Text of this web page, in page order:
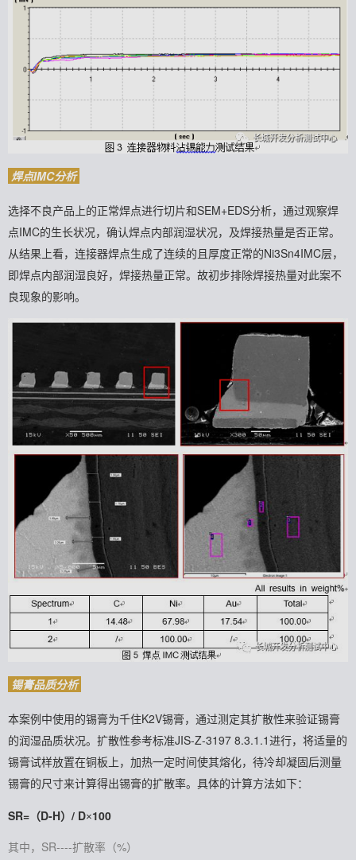
焊点IMC分析
选择不良产品上的正常焊点进行切片和SEM+EDS分析，通过观察焊
点IMC的生长状况，确认焊点内部润湿状况，及焊接热量是否正常。
从结果上看，连接器焊点生成了连续的且厚度正常的Ni3Sn4IMC层，
即焊点内部润湿良好，焊接热量正常。 故初步排除焊接热量对此案不
良现象的影响。
锡膏品质分析
本案例中使用的锡膏为千住K2V锡膏，通过测定其扩散性来验证锡膏
的润湿品质状况。 扩散性参考标准JIS-Z-3197 8.3.1.1进行，将适量的
锡膏试样放置在铜板上，加热一定时间使其熔化，待冷却凝固后测量
锡膏的尺寸来计算得出锡膏的扩散率。 具体的计算方法如下：
SR=（D-H）/ D×100
其中，SR----扩散率（%）